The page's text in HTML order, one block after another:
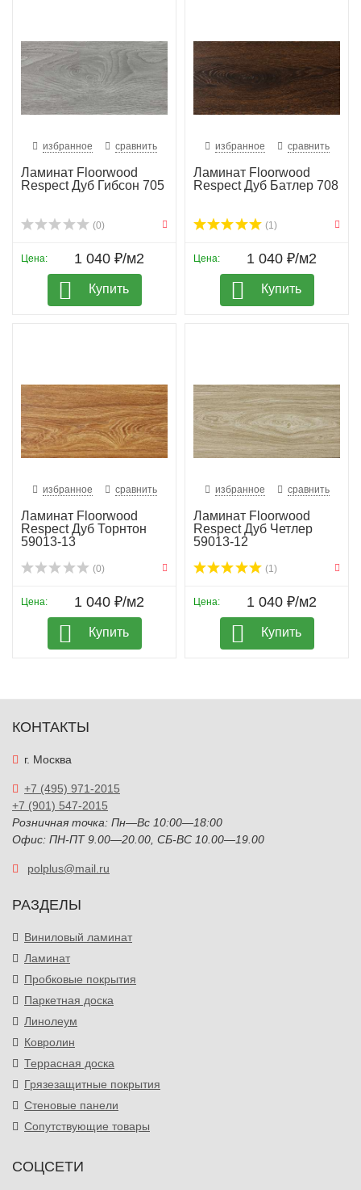
избранное сравнить
Ламинат Floorwood
Respect Дуб Гибсон 705
(0)
Цена: 1 040 ₽/м2
Купить
избранное сравнить
Ламинат Floorwood
Respect Дуб Батлер 708
(1)
Цена: 1 040 ₽/м2
Купить
избранное сравнить
Ламинат Floorwood
Respect Дуб Торнтон
59013-13
(0)
Цена: 1 040 ₽/м2
Купить
избранное сравнить
Ламинат Floorwood
Respect Дуб Четлер
59013-12
(1)
Цена: 1 040 ₽/м2
Купить
КОНТАКТЫ
г. Москва
+7 (495) 971-2015
+7 (901) 547-2015
Розничная точка: Пн—Вс 10:00—18:00
Офис: ПН-ПТ 9.00—20.00, СБ-ВС 10.00—19.00
polplus@mail.ru
РАЗДЕЛЫ
Виниловый ламинат
Ламинат
Пробковые покрытия
Паркетная доска
Линолеум
Ковролин
Террасная доска
Грязезащитные покрытия
Стеновые панели
Сопутствующие товары
СОЦСЕТИ